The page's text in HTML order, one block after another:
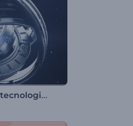
Rivelazione del logo tecnologico in 3D